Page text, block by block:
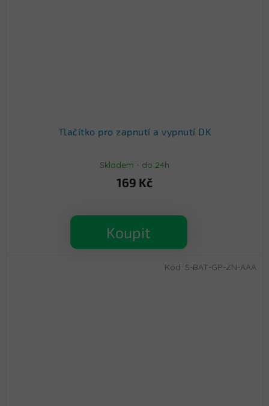
Tlačítko pro zapnutí a vypnutí DK
Skladem - do 24h
169 Kč
Koupit
Kód: S-BAT-GP-ZN-AAA